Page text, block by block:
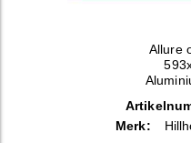
Allure
Merk: